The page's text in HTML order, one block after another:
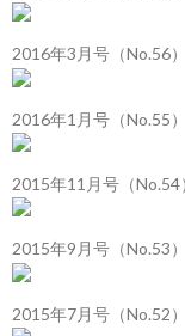
2016年3月号（No.56）
2016年1月号（No.55）
2015年11月号（No.54
2015年9月号（No.53）
2015年7月号（No.52）